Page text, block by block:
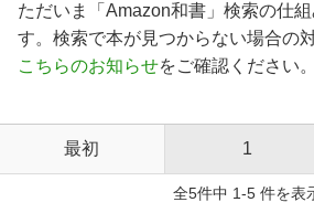
ただいま「Amazon和書」検索の仕
す。検索で本が見つからない場合の
こちらのお知らせをご確認ください。
最初 1
全5件中 1-5 件を表